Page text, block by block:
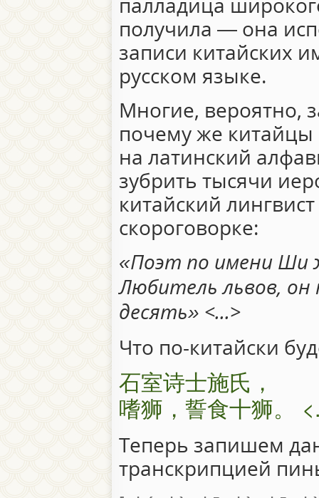
палладица
получила — она
записи китайских
русском языке.
Многие, вероятно,
почему же китайцы
на латинский
зубрить тысячи
китайский
скороговорке:
«Поэт по имени Ши
Любитель львов, он
десять» <...>
Что по-китайски
石室诗士施氏，
嗜狮，誓食十狮。
Теперь запишем
транскрипцией